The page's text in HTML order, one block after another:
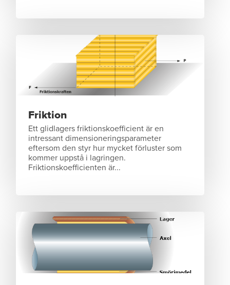
Friktion
Ett glidlagers friktionskoefficient är en
intressant dimensioneringsparameter
eftersom den styr hur mycket förluster som
kommer uppstå i lagringen.
Friktionskoefficienten är...